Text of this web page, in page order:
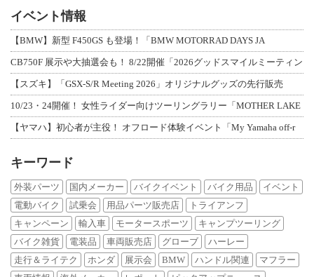
イベント情報
【BMW】新型 F450GS も登場！「BMW MOTORRAD DAYS JA
CB750F 展示や大抽選会も！ 8/22開催「2026グッドスマイルミーティン
【スズキ】「GSX-S/R Meeting 2026」オリジナルグッズの先行販売
10/23・24開催！ 女性ライダー向けツーリングラリー「MOTHER LAKE
【ヤマハ】初心者が主役！ オフロード体験イベント「My Yamaha off-r
キーワード
外装パーツ 国内メーカー バイクイベント バイク用品
イベント
電動バイク
試乗会 用品パーツ販売店
トライアンフ
キャンペーン
輸入車 モータースポーツ
キャンプツーリング
バイク雑貨
電装品 車両販売店 グローブ
ハーレー
走行＆ライテク
ホンダ 展示会 BMW ハンドル関連
マフラー